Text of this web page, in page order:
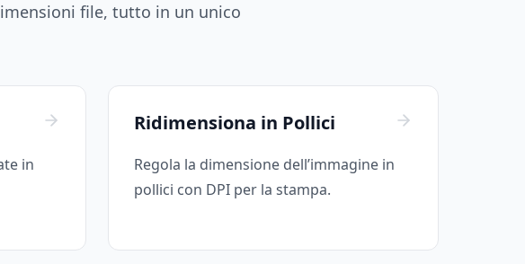
file, tutto in un unico
in
Ridimensiona in Pollici
Regola la dimensione dell’immagine in
pollici con DPI per la stampa.